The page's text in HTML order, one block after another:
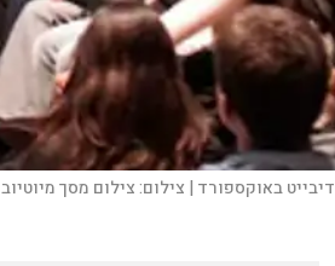
דיבייט באוקספורד | צילום:צילום מסך מיוטיוב